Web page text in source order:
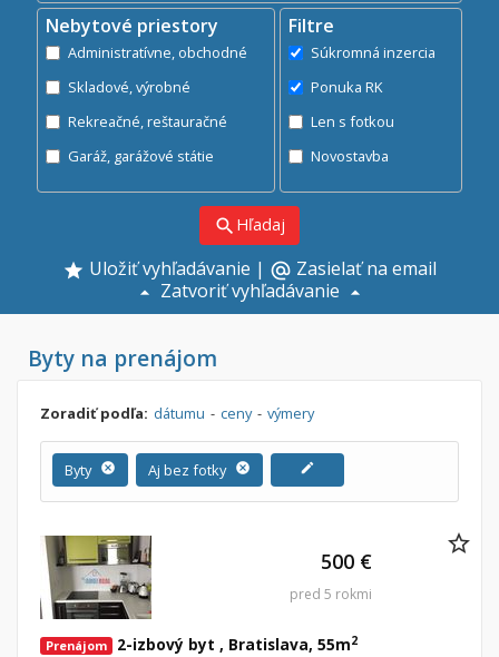
Nebytové priestory
Administratívne, obchodné
Skladové, výrobné
Rekreačné, reštauračné
Garáž, garážové státie
Filtre
Súkromná inzercia
Ponuka RK
Len s fotkou
Novostavba
search Hľadaj
Uložiť vyhľadávanie | alternate_email Zasielať na email
Zatvoriť vyhľadávanie
Byty na prenájom
Zoradiť podľa: dátumu - ceny - výmery
Byty cancel Aj bez fotky cancel edit
Prenájom 2-izbový byt , Bratislava, 55m2
500 €
pred 5 rokmi